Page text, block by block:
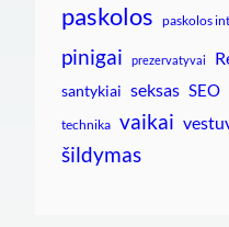
paskolos paskolos
pinigai prezervatyvai
santykiai seksas SEO
technika vaikai
šildymas